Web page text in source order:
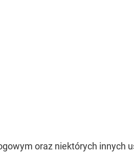
oraz niektórych innych